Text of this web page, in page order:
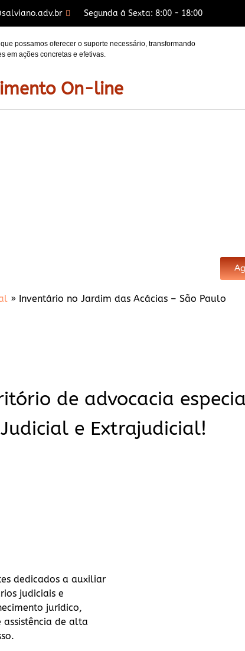
Segunda á Sexta: 8:00 - 18:00
possamos oferecer o suporte necessário, transformando
em ações concretas e efetivas.
On-line
» Inventário no Jardim das Acácias – São Paulo
de advocacia
Judicial e Extrajudicial!
dedicados a auxiliar
judiciais e
jurídico,
de alta